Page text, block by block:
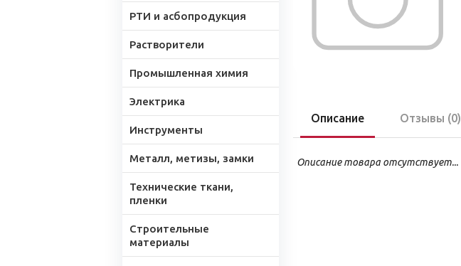
РТИ и асбопродукция
Растворители
Промышленная химия
Электрика
Инструменты
Металл, метизы, замки
Технические ткани,
пленки
Строительные
материалы
Описание Отзывы (0)
Описание товара отсутствует...